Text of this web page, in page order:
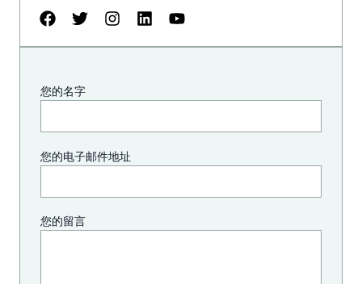
您的名字
您的电子邮件地址
您的留言